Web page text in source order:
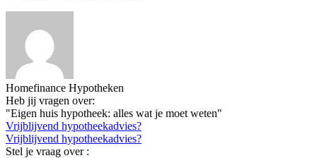
Homefinance Hypotheken
Heb jij vragen over:
"Eigen huis hypotheek: alles wat je moet weten"
Vrijblijvend hypotheekadvies?
Vrijblijvend hypotheekadvies?
Stel je vraag over :